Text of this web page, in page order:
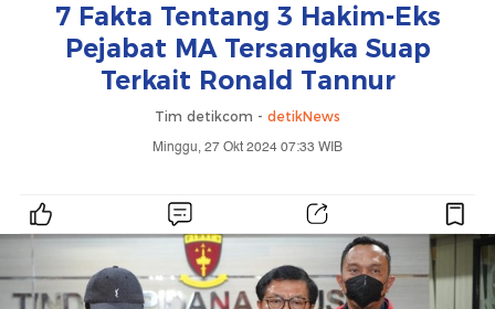
7 Fakta Tentang 3 Hakim-Eks
Pejabat MA Tersangka Suap
Terkait Ronald Tannur
Tim detikcom - detikNews
Minggu, 27 Okt 2024 07:33 WIB